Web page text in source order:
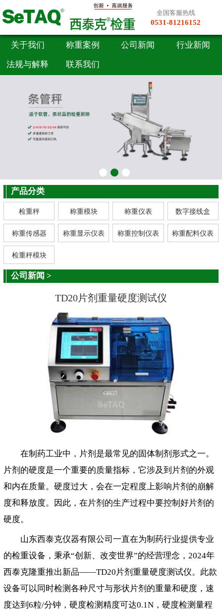
全国客服热线
0531-81216152
关于我们 称重案例 公司新闻 行业新闻
法规与解释 联系我们
产品分类
检重秤 称重模块 称重仪表 数字接线盒
称重传感器 称重显示仪表 称重控制仪表 称重配料仪表
检重秤模块
公司新闻 >
TD20片剂重量硬度测试仪
在制药工业中，片剂是最常见的固体制剂形式之一。
片剂的硬度是一个重要的质量指标，它涉及到片剂的外观
和内在质量。硬度过大，会在一定程度上影响片剂的崩解
度和释放度。因此，在片剂的生产过程中要控制好片剂的
硬度。
山东西泰克仪器有限公司一直在为制药行业提供专业
的检重设备，秉承“创新、改变世界”的经营理念，2024年
西泰克隆重推出新品——TD20片剂重量硬度测试仪。此款
设备可以同时检测各种尺寸与形状片剂的重量和硬度，速
度达到6粒/分钟，硬度检测精度可达0.1N，硬度检测量程